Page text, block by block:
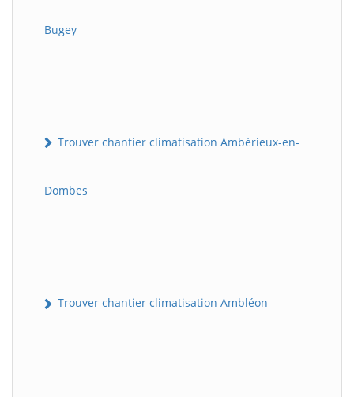
Bugey
Trouver chantier climatisation Ambérieux-en-
Dombes
Trouver chantier climatisation Ambléon